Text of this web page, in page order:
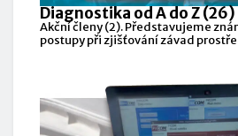
Diagnostika od A do Z (26)
Akční členy (2). Představujeme
postupy při zjišťování závad